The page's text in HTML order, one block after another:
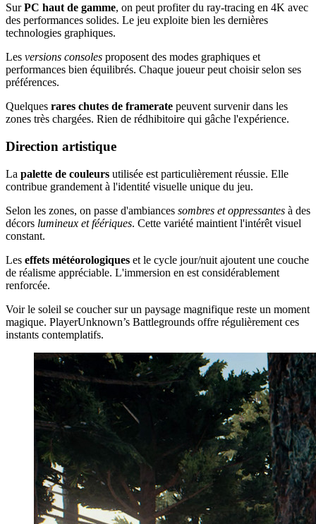
SurPC haut de gamme, on peut profiter du ray-tracing en 4K avec
des performances solides. Le jeu exploite bien les dernières
technologies graphiques.
Les versions consoles proposent des modes graphiques et
performances bien équilibrés. Chaque joueur peut choisir selon ses
préférences.
Quelques rares chutes de framerate peuvent survenir dans les
zones très chargées. Rien de rédhibitoire qui gâche l'expérience.
Direction artistique
La palette de couleurs utilisée est particulièrement réussie. Elle
contribue grandement à l'identité visuelle unique du jeu.
Selon les zones, on passe d'ambiances sombres et oppressantes à des
décors lumineux et féériques. Cette variété maintient l'intérêt visuel
constant.
Les effets météorologiques et le cycle jour/nuit ajoutent une couche
de réalisme appréciable. L'immersion en est considérablement
renforcée.
Voir le soleil se coucher sur un paysage magnifique reste un moment
magique. PlayerUnknown’s Battlegrounds offre régulièrement ces
instants contemplatifs.